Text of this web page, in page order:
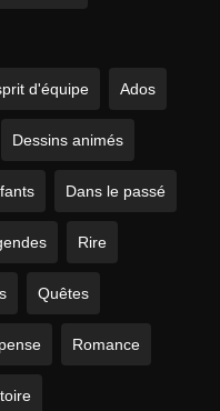
d'équipe Ados
Dessins animés
Dans le passé
Rire
Quêtes
Romance